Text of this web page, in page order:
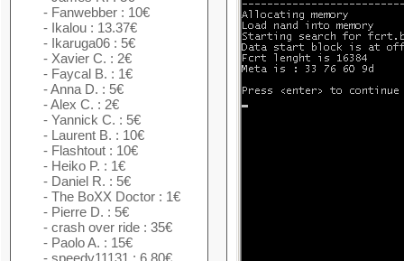
- Fanwebber : 10€
- Ikalou : 13.37€
- Ikaruga06 : 5€
- Xavier C. : 2€
- Faycal B. : 1€
- Anna D. : 5€
- Alex C. : 2€
- Yannick C. : 5€
- Laurent B. : 10€
- Flashtout : 10€
- Heiko P. : 1€
- Daniel R. : 5€
- The BoXX Doctor : 1€
- Pierre D. : 5€
- crash over ride : 35€
- Paolo A. : 15€
- speedy11131 : 6.80€